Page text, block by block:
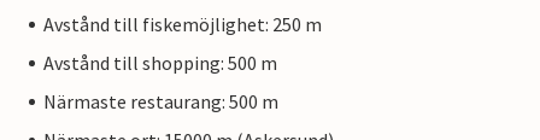
Avstånd till fiskemöjlighet: 250 m
Avstånd till shopping: 500 m
Närmaste restaurang: 500 m